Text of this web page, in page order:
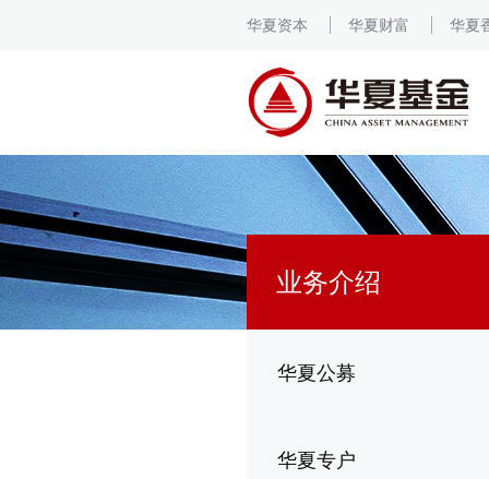
华夏资本 华夏财富 华夏
业务介绍
华夏公募
华夏专户